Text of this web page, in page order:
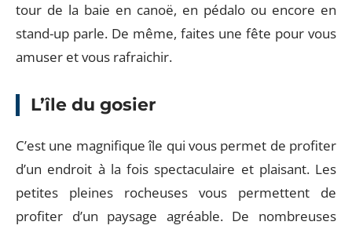
tour de la baie en canoë, en pédalo ou encore en
stand-up parle. De même, faites une fête pour vous
amuser et vous rafraichir.
L’île du gosier
C’est une magnifique île qui vous permet de profiter
d’un endroit à la fois spectaculaire et plaisant. Les
petites pleines rocheuses vous permettent de
profiter d’un paysage agréable. De nombreuses